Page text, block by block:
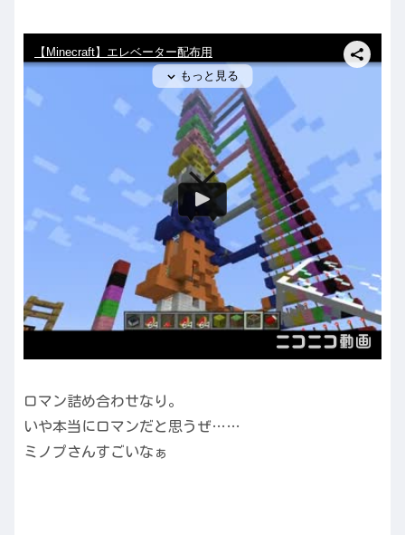
ロマン詰め合わせなり。
いや本当にロマンだと思うぜ……
ミノプさんすごいなぁ